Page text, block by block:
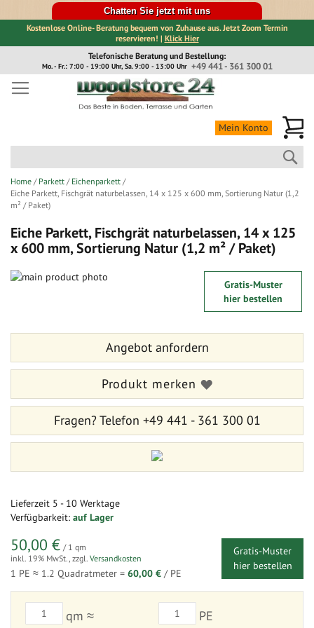
Chatten Sie jetzt mit uns
Kostenlose Online- Beratung bequem von Zuhause aus. Jetzt Zoom Termin
reservieren! | Klick Hier
Inhalt
Telefonische Beratung und Bestellung:
+49 441 - 361 300 01
Mo. - Fr.: 7:00 - 19:00 Uhr, Sa. 9:00 - 13:00 Uhr
Mein Konto
Home Parkett
Eichenparkett
Eiche Parkett, Fischgrät naturbelassen, 14 x 125 x 600 mm, Sortierung Natur (1,2
m² / Paket)
Eiche Parkett, Fischgrät naturbelassen, 14 x 125
x 600 mm, Sortierung Natur (1,2 m² / Paket)
Lieferzeit 5 - 10 Werktage
Verfügbarkeit: auf Lager
50,00 € / 1 qm
inkl. 19% MwSt., zzgl. Versandkosten
1 PE ≈ 1.2 Quadratmeter = 60,00 € / PE
Gratis-Muster
hier bestellen
qm ≈ PE
Gratis-Muster
hier bestellen
Zum
springen
Bildergalerie
Angebot anfordern
Produkt merken
Fragen?Telefon +49 441 - 361 300 01